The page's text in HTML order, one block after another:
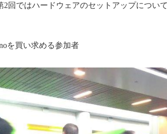
2回ではハードウェアのセットアップについ
を買い求める参加者